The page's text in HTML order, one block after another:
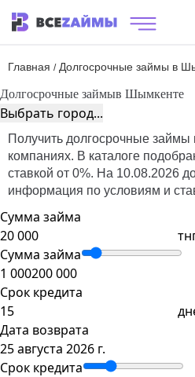
Главная / Долгосрочные займы в
Долгосрочные займыв Шымкенте
Выбрать город...
Получить долгосрочные
компаниях. В каталоге
ставкой от 0%. На 10.08.2026
информация по условиям и
Сумма займа
Сумма займа
1 000200 000
Срок кредита
Дата возврата
25 августа 2026 г.
Срок кредита